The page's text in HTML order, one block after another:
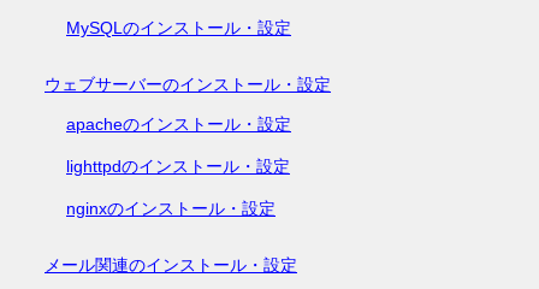
MySQLのインストール・設定
ウェブサーバーのインストール・設定
apacheのインストール・設定
lighttpdのインストール・設定
nginxのインストール・設定
メール関連のインストール・設定